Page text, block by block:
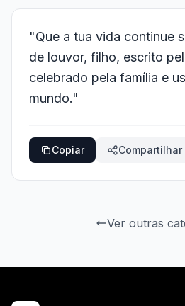
"Que a tua vida continue
de louvor, filho, escrito
celebrado pela família e
mundo."
Copiar Compartilhar
Ver outras